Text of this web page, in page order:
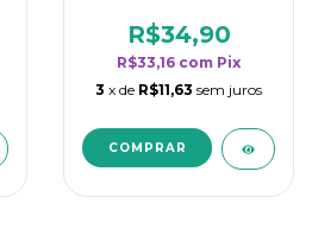
rendimento da
categoria - Flor de
Laranjeira
R$34,90
R$33,16 com Pix
3 x de R$11,63 sem juros